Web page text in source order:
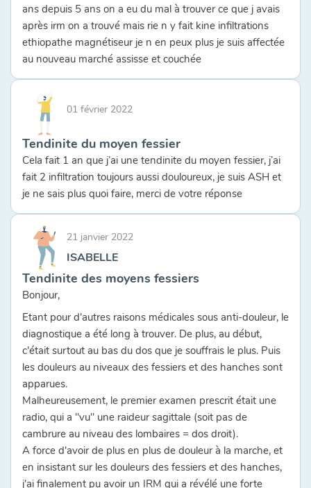
ans depuis 5 ans on a eu du mal à trouver ce que j avais
après irm on a trouvé mais rie n y fait kine infiltrations
ethiopathe magnétiseur je n en peux plus je suis affectée
au nouveau marché assisse et couchée
01 février 2022
Tendinite du moyen fessier
Cela fait 1 an que j’ai une tendinite du moyen fessier, j’ai
fait 2 infiltration toujours aussi douloureux, je suis ASH et
je ne sais plus quoi faire, merci de votre réponse
21 janvier 2022
ISABELLE
Tendinite des moyens fessiers
Bonjour,
Etant pour d'autres raisons médicales sous anti-douleur, le
diagnostique a été long à trouver. De plus, au début,
c'était surtout au bas du dos que je souffrais le plus. Puis
les douleurs au niveaux des fessiers et des hanches sont
apparues.
Malheureusement, le premier examen prescrit était une
radio, qui a "vu" une raideur sagittale (soit pas de
cambrure au niveau des lombaires = dos droit).
A force d'avoir de plus en plus de douleur à la marche, et
en insistant sur les douleurs des fessiers et des hanches,
j'ai finalement pu avoir un IRM qui a révélé une forte